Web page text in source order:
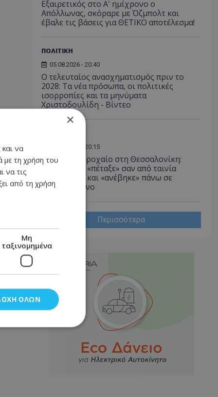
Εξαιρετικός στο Α' ημίχρονο ο
Απόλλωνας, σκόραρε με Όζμπολτ και
έβαλε τις βάσεις για ΘΕΤΙΚΟ αποτέλεσμα!
ΠΟΛΙΤΙΚΗ
05.08.2026 - 20:40
Ο τελευταίος ανασχηματισμός πριν το
2028: Τα νέα πρόσωπα, οι πολιτικές
ισορροπίες και τα μηνύματα
Χριστοδουλίδη - Βίντεο
05.08.2026 - 20:15
Απίστευτο τροχαίο στη Θεσσαλονίκη:
Αυτοκίνητο «πέταξε» σαν από ταινία
καταδίωξης και «ανέβηκε» πάνω σε
παρκαρισμένο
Περισσότερα
×
και να
με τη χρήση του
να τις
από τη χρήση
Μη
ταξινομημένα
ΌΛΩΝ
και τη
cookies.